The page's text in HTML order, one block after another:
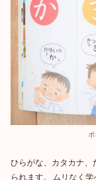
ひらがな、カタカナ、
られます。
ムリなく学